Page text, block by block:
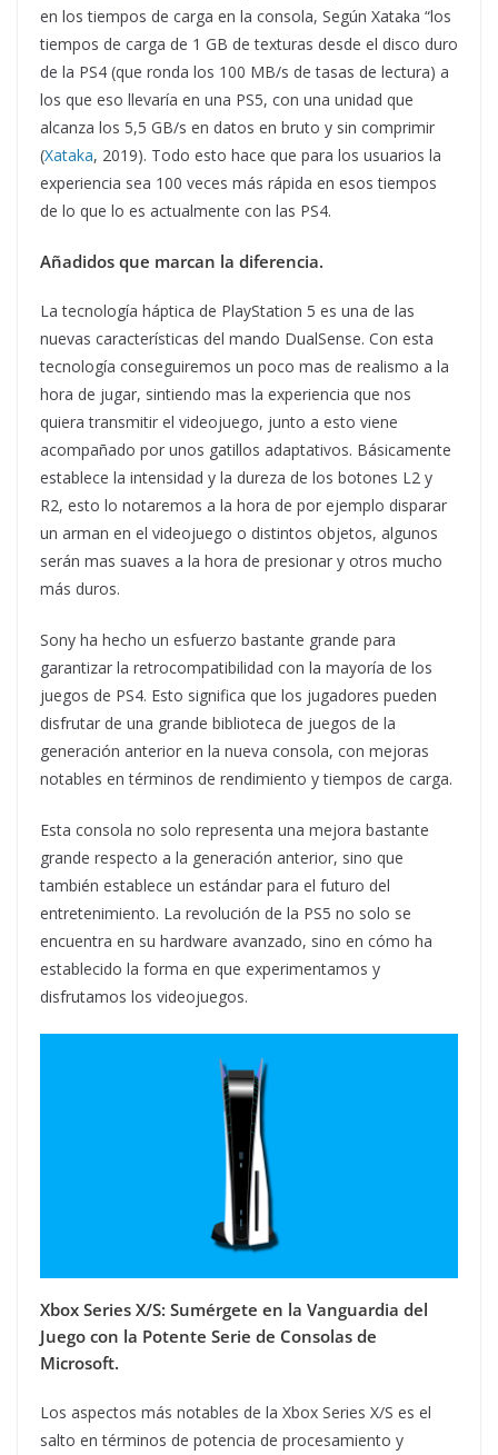
en los tiempos de carga en la consola, Según Xataka “los
tiempos de carga de 1 GB de texturas desde el disco duro
de la PS4 (que ronda los 100 MB/s de tasas de lectura) a
los que eso llevaría en una PS5, con una unidad que
alcanza los 5,5 GB/s en datos en bruto y sin comprimir
(Xataka, 2019). Todo esto hace que para los usuarios la
experiencia sea 100 veces más rápida en esos tiempos
de lo que lo es actualmente con las PS4.
Añadidos que marcan la diferencia.
La tecnología háptica de PlayStation 5 es una de las
nuevas características del mando DualSense. Con esta
tecnología conseguiremos un poco mas de realismo a la
hora de jugar, sintiendo mas la experiencia que nos
quiera transmitir el videojuego, junto a esto viene
acompañado por unos gatillos adaptativos. Básicamente
establece la intensidad y la dureza de los botones L2 y
R2, esto lo notaremos a la hora de por ejemplo disparar
un arman en el videojuego o distintos objetos, algunos
serán mas suaves a la hora de presionar y otros mucho
más duros.
Sony ha hecho un esfuerzo bastante grande para
garantizar la retrocompatibilidad con la mayoría de los
juegos de PS4. Esto significa que los jugadores pueden
disfrutar de una grande biblioteca de juegos de la
generación anterior en la nueva consola, con mejoras
notables en términos de rendimiento y tiempos de carga.
Esta consola no solo representa una mejora bastante
grande respecto a la generación anterior, sino que
también establece un estándar para el futuro del
entretenimiento. La revolución de la PS5 no solo se
encuentra en su hardware avanzado, sino en cómo ha
establecido la forma en que experimentamos y
disfrutamos los videojuegos.
Xbox Series X/S: Sumérgete en la Vanguardia del
Juego con la Potente Serie de Consolas de
Microsoft.
Los aspectos más notables de la Xbox Series X/S es el
salto en términos de potencia de procesamiento y